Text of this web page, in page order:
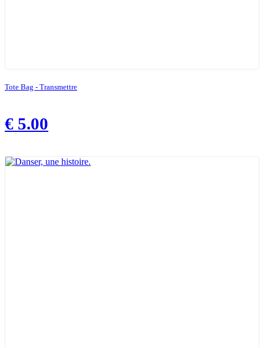
Tote Bag - Transmettre
€ 5.00